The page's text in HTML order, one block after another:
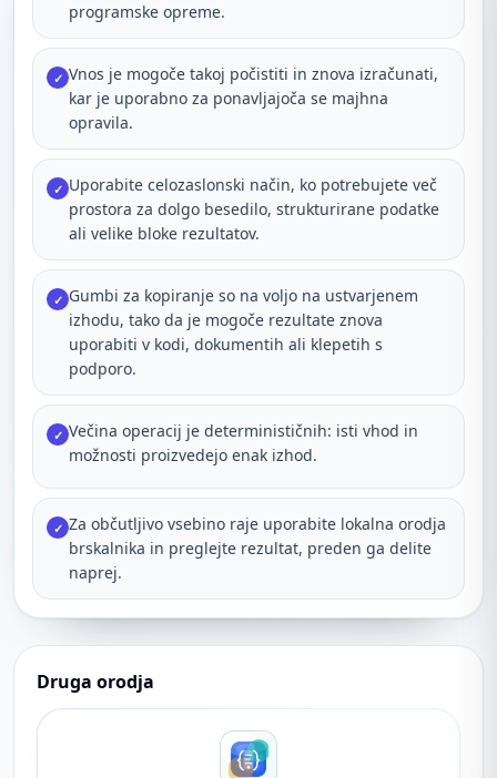
programske opreme.
✓ Vnos je mogoče takoj počistiti in znova izračunati,
kar je uporabno za ponavljajoča se majhna
opravila.
✓ Uporabite celozaslonski način, ko potrebujete več
prostora za dolgo besedilo, strukturirane podatke
ali velike bloke rezultatov.
✓ Gumbi za kopiranje so na voljo na ustvarjenem
izhodu, tako da je mogoče rezultate znova
uporabiti v kodi, dokumentih ali klepetih s
podporo.
✓ Večina operacij je determinističnih: isti vhod in
možnosti proizvedejo enak izhod.
✓ Za občutljivo vsebino raje uporabite lokalna orodja
brskalnika in preglejte rezultat, preden ga delite
naprej.
Druga orodja